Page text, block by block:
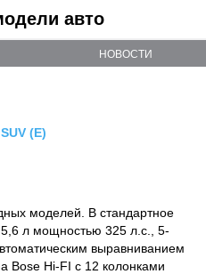
авто
НОВОСТИ
(E)
моделей. В стандартное
л мощностью 325 л.с., 5-
выравниванием
Bose Hi-FI с 12 колонками